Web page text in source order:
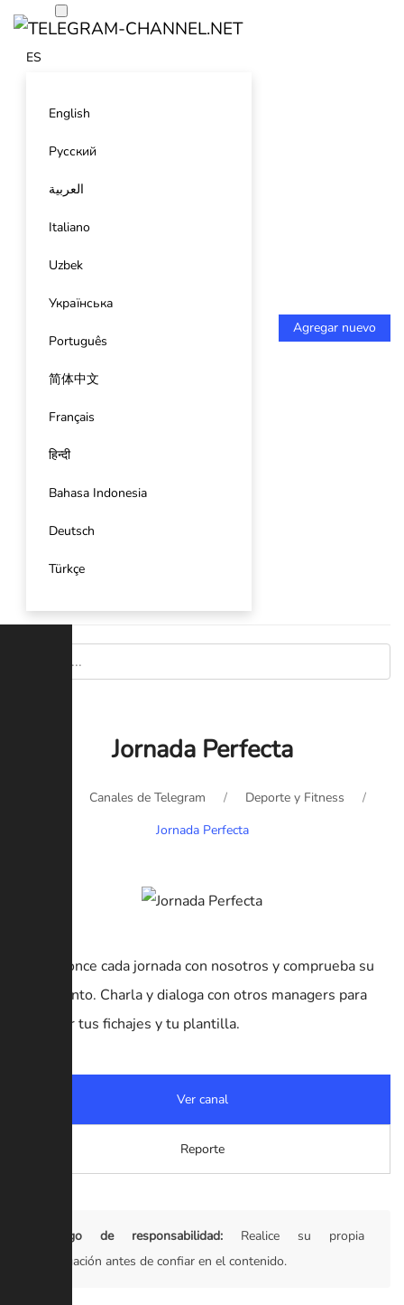
ES
English
Русский
العربية
Italiano
Uzbek
Українська
Português
简体中文
Français
हिन्दी
Bahasa Indonesia
Deutsch
Türkçe
Agregar nuevo
Jornada Perfecta
Canales de Telegram
Deporte y Fitness
Jornada Perfecta
Elige tu once cada jornada con nosotros y comprueba su
rendimiento. Charla y dialoga con otros managers para
gestionar tus fichajes y tu plantilla.
Ver canal
Reporte
Descargo de responsabilidad: Realice su propia
investigación antes de confiar en el contenido.